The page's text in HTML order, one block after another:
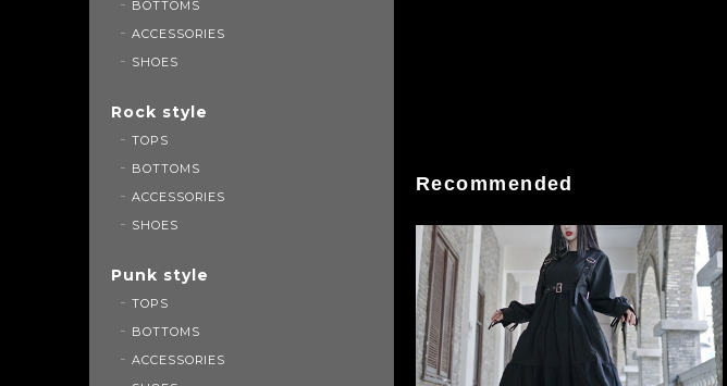
Recommended
BOTTOMS
ACCESSORIES
SHOES
Rock style
TOPS
BOTTOMS
ACCESSORIES
SHOES
Punk style
TOPS
BOTTOMS
ACCESSORIES